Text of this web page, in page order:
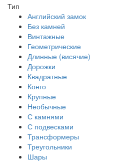
Тип
Английский замок
Без камней
Винтажные
Геометрические
Длинные (висячие)
Дорожки
Квадратные
Конго
Крупные
Необычные
С камнями
С подвесками
Трансформеры
Треугольники
Шары